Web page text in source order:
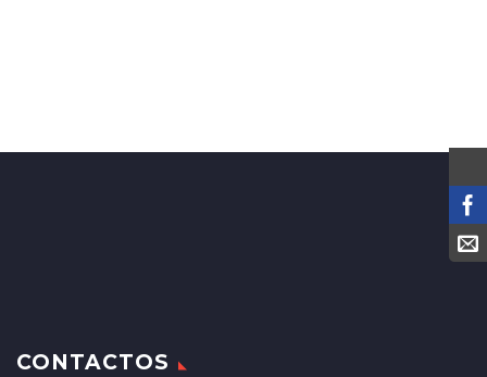
CONTACTOS